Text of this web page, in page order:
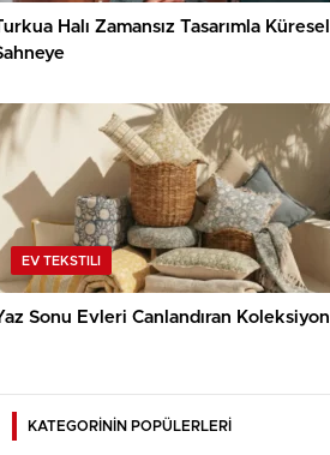
Halı Zamansız Tasarımla Küresel
EV TEKSTILI
Sonu Evleri Canlandıran Koleksiyon
KATEGORİNİN POPÜLERLERİ